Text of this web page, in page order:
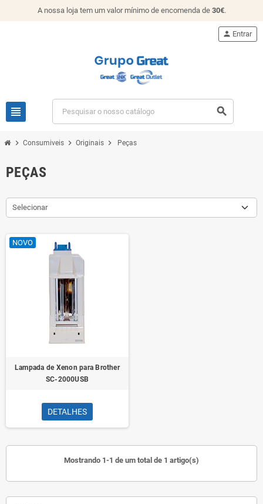
A nossa loja tem um valor mínimo de encomenda de 30€.
view_headline search
person Entrar
chevron_right Consumiveis chevron_right Originais chevron_right Peças
PEÇAS
Selecionar
NOVO
Lampada de Xenon para Brother
SC-2000USB
DETALHES
Mostrando 1-1 de um total de 1 artigo(s)